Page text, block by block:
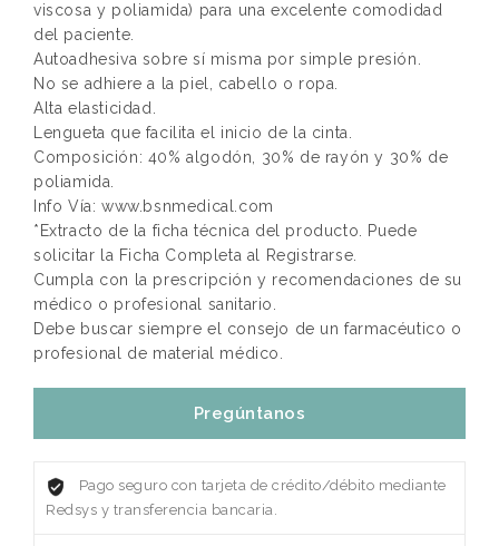
viscosa y poliamida) para una excelente comodidad
del paciente.
Autoadhesiva sobre sí misma por simple presión.
No se adhiere a la piel, cabello o ropa.
Alta elasticidad.
Lengueta que facilita el inicio de la cinta.
Composición: 40% algodón, 30% de rayón y 30% de
poliamida.
Info Vía: www.bsnmedical.com
*Extracto de la ficha técnica del producto. Puede
solicitar la Ficha Completa al Registrarse.
Cumpla con la prescripción y recomendaciones de su
médico o profesional sanitario.
Debe buscar siempre el consejo de un farmacéutico o
profesional de material médico.
Pregúntanos
Pago seguro con tarjeta de crédito/débito mediante
Redsys y transferencia bancaria.